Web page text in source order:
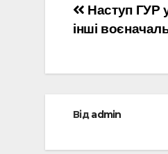
Наступ ГУР
інші
Відadmin